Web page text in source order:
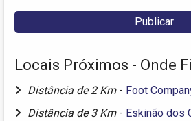
Locais Próximos - Onde
Distância de 2 Km - Foot
Distância de 3 Km - Eskinão dos